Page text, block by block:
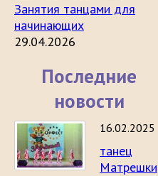
Занятия танцами для
начинающих
29.04.2026
Последние
новости
16.02.2025
танец
Матрешки